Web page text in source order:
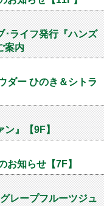
･ライフ発行『ハンズ
案内
ダー ひのき＆シトラ
』【9F】
お知らせ【7F】
レープフルーツジュ